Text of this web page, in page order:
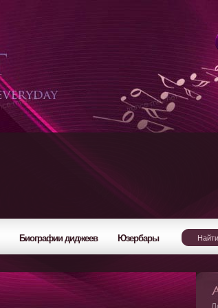
Биографии диджеев Юзербары